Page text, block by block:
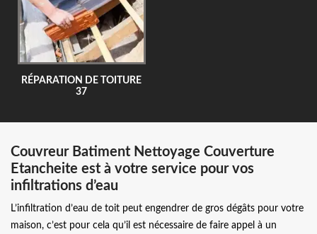
RÉPARATION DE TOITURE
37
Couvreur Batiment Nettoyage Couverture
Etancheite est à votre service pour vos
infiltrations d’eau
L’infiltration d’eau de toit peut engendrer de gros dégâts pour votre
maison, c’est pour cela qu’il est nécessaire de faire appel à un